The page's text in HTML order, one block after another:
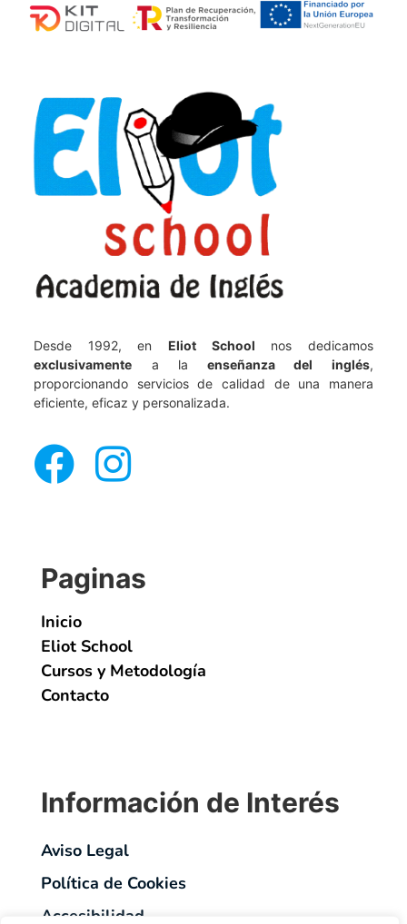
Desde 1992, en Eliot School nos dedicamos
exclusivamente a laenseñanza del inglés,
proporcionando servicios de calidad de una manera
eficiente, eficaz y personalizada.
Paginas
Inicio
Eliot School
Cursos y Metodología
Contacto
Información de Interés
Aviso Legal
Política de Cookies
Accesibilidad